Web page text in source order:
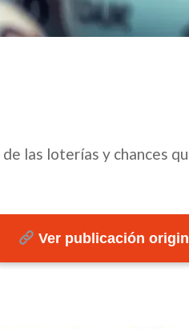
las loterías y chances
Ver publicación